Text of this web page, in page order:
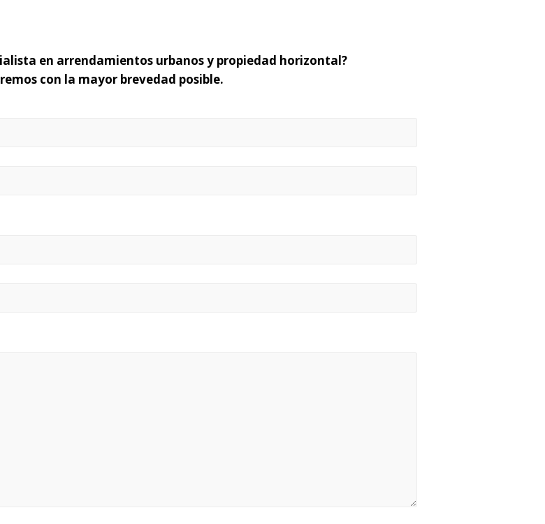
en arrendamientos urbanos y propiedad horizontal?
con la mayor brevedad posible.